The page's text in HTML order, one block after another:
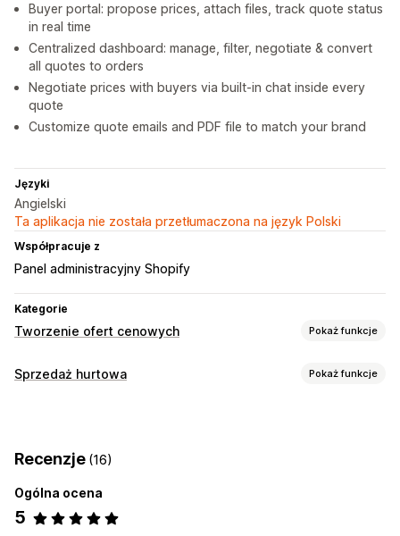
Buyer portal: propose prices, attach files, track quote status
in real time
Centralized dashboard: manage, filter, negotiate & convert
all quotes to orders
Negotiate prices with buyers via built-in chat inside every
quote
Customize quote emails and PDF file to match your brand
Języki
Angielski
Ta aplikacja nie została przetłumaczona na język Polski
Współpracuje z
Panel administracyjny Shopify
Kategorie
Tworzenie ofert cenowych Pokaż funkcje
Reguły cenowe
Dostosowanie
Wyskakujące okienka
Sprzedaż hurtowa Pokaż funkcje
Zarządzanie zamówieniami
Widoczność produktu
Recenzje (16)
Ogólna ocena
5